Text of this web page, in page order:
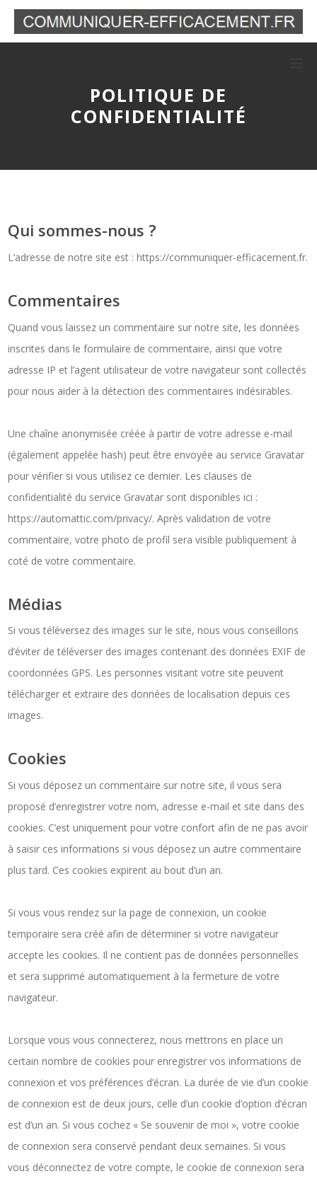
POLITIQUE DE
CONFIDENTIALITÉ
Qui sommes-nous ?
L’adresse de notre site est : https://communiquer-efficacement.fr.
Commentaires
Quand vous laissez un commentaire sur notre site, les données
inscrites dans le formulaire de commentaire, ainsi que votre
adresse IP et l’agent utilisateur de votre navigateur sont collectés
pour nous aider à la détection des commentaires indésirables.
Une chaîne anonymisée créée à partir de votre adresse e-mail
(également appelée hash) peut être envoyée au service Gravatar
pour vérifier si vous utilisez ce dernier. Les clauses de
confidentialité du service Gravatar sont disponibles ici :
https://automattic.com/privacy/. Après validation de votre
commentaire, votre photo de profil sera visible publiquement à
coté de votre commentaire.
Médias
Si vous téléversez des images sur le site, nous vous conseillons
d’éviter de téléverser des images contenant des données EXIF de
coordonnées GPS. Les personnes visitant votre site peuvent
télécharger et extraire des données de localisation depuis ces
images.
Cookies
Si vous déposez un commentaire sur notre site, il vous sera
proposé d’enregistrer votre nom, adresse e-mail et site dans des
cookies. C’est uniquement pour votre confort afin de ne pas avoir
à saisir ces informations si vous déposez un autre commentaire
plus tard. Ces cookies expirent au bout d’un an.
Si vous vous rendez sur la page de connexion, un cookie
temporaire sera créé afin de déterminer si votre navigateur
accepte les cookies. Il ne contient pas de données personnelles
et sera supprimé automatiquement à la fermeture de votre
navigateur.
Lorsque vous vous connecterez, nous mettrons en place un
certain nombre de cookies pour enregistrer vos informations de
connexion et vos préférences d’écran. La durée de vie d’un cookie
de connexion est de deux jours, celle d’un cookie d’option d’écran
est d’un an. Si vous cochez « Se souvenir de moi », votre cookie
de connexion sera conservé pendant deux semaines. Si vous
vous déconnectez de votre compte, le cookie de connexion sera